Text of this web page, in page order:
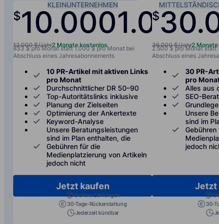
KLEINUNTERNEHMEN
$10.0001.000/
12.000 $/Jahr2 Monate kostenlos
833 $ pro Monat statt 1.000 $ pro Monat bei
Abschluss eines Jahresabonnements
10 PR-Artikel mit aktiven Links
pro Monat
Durchschnittlicher DR 50–90
Top-Autoritätslinks inklusive
Planung der Zielseiten
Optimierung der Ankertexte
Keyword-Analyse
Unsere Beratungsleistungen
sind im Plan enthalten, die
Gebühren für die
Medienplatzierung von Artikeln
jedoch nicht
Jetzt kaufen
Sichere Zahlungen
30-Tage-Rückerstattung
Jederzeit kündbar
$
36.000 $/Jahr2
2.500 $ pro Monat
Abschluss eines
30 PR-
pro
Alles aus
SEO-
Unsere
sind im
jedoch
Jetzt
30-